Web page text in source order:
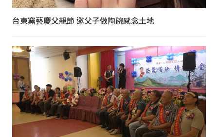
台東窯藝慶父親節 邀父子做陶碗感念土地